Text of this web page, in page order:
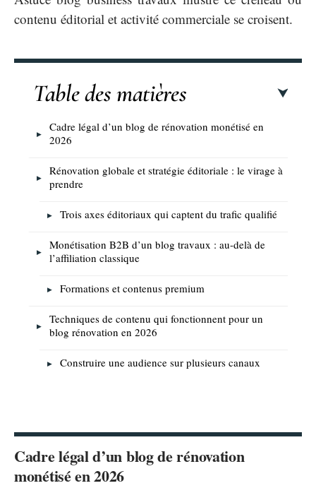
contenu éditorial et activité commerciale se croisent.
Table des matières
Cadre légal d’un blog de rénovation monétisé en
2026
Rénovation globale et stratégie éditoriale : le virage à
prendre
Trois axes éditoriaux qui captent du trafic qualifié
Monétisation B2B d’un blog travaux : au-delà de
l’affiliation classique
Formations et contenus premium
Techniques de contenu qui fonctionnent pour un
blog rénovation en 2026
Construire une audience sur plusieurs canaux
Cadre légal d’un blog de rénovation
monétisé en 2026